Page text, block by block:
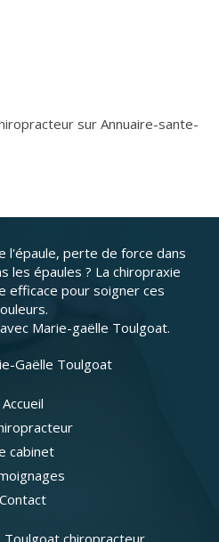
sur Annuaire-sante-
l'épaule, perte de force dans
les épaules ? La chiropraxie
efficace pour soigner ces
Marie-gaëlle Toulgoat.
Gaëlle Toulgoat
Accueil
cabinet
Contact
Toulgoat chiropracteur